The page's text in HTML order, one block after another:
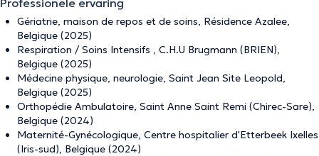
Professionele ervaring
Gériatrie, maison de repos et de soins, Résidence Azalee,
Belgique (2025)
Respiration / Soins Intensifs , C.H.U Brugmann (BRIEN),
Belgique (2025)
Médecine physique, neurologie, Saint Jean Site Leopold,
Belgique (2025)
Orthopédie Ambulatoire, Saint Anne Saint Remi (Chirec-Sare),
Belgique (2024)
Maternité-Gynécologique, Centre hospitalier d'Etterbeek Ixelles
(Iris-sud), Belgique (2024)